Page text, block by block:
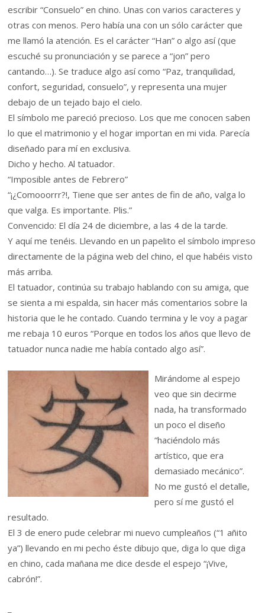
escribir “Consuelo” en chino. Unas con varios caracteres y
otras con menos. Pero había una con un sólo carácter que
me llamó la atención. Es el carácter “Han” o algo así (que
escuché su pronunciación y se parece a “jon” pero
cantando…). Se traduce algo así como “Paz, tranquilidad,
confort, seguridad, consuelo”, y representa una mujer
debajo de un tejado bajo el cielo.
El símbolo me pareció precioso. Los que me conocen saben
lo que el matrimonio y el hogar importan en mi vida. Parecía
diseñado para mí en exclusiva.
Dicho y hecho. Al tatuador.
“Imposible antes de Febrero”
“¡¿Comooorrr?!, Tiene que ser antes de fin de año, valga lo
que valga. Es importante. Plis.”
Convencido: El día 24 de diciembre, a las 4 de la tarde.
Y aquí me tenéis. Llevando en un papelito el símbolo impreso
directamente de la página web del chino, el que habéis visto
más arriba.
El tatuador, continúa su trabajo hablando con su amiga, que
se sienta a mi espalda, sin hacer más comentarios sobre la
historia que le he contado. Cuando termina y le voy a pagar
me rebaja 10 euros “Porque en todos los años que llevo de
tatuador nunca nadie me había contado algo así”.
Mirándome al espejo
veo que sin decirme
nada, ha transformado
un poco el diseño
“haciéndolo más
artístico, que era
demasiado mecánico”.
No me gustó el detalle,
pero sí me gustó el
resultado.
El 3 de enero pude celebrar mi nuevo cumpleaños (“1 añito
ya”) llevando en mi pecho éste dibujo que, diga lo que diga
en chino, cada mañana me dice desde el espejo “¡Vive,
cabrón!”.